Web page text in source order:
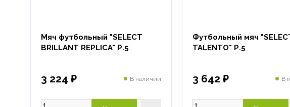
Мяч футбольный "SELECT
BRILLANT REPLICA" Р.5
3 224 ₽ В наличии
Футбольный мяч
TALENTO" Р.5
3 642 ₽ В